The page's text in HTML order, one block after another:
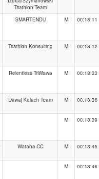
Triathlon Team
SMARTENDU M 00:18:11
Triathlon Konsulting M 00:18:12
Relentless TriWawa M 00:18:33
Dawaj Kalach Team M 00:18:36
M 00:18:39
Wataha CC M 00:18:45
M 00:18:46